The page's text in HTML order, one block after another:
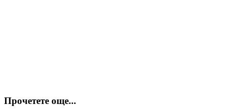
Прочетете още...